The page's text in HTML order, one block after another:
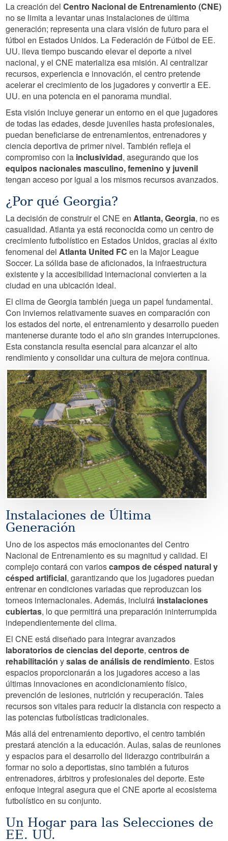
La creación delCentro Nacional de Entrenamiento (CNE)
no se limita a levantar unas instalaciones de última
generación; representa una clara visión de futuro para el
fútbol en Estados Unidos. La Federación de Fútbol de EE.
UU. lleva tiempo buscando elevar el deporte a nivel
nacional, y el CNE materializa esa misión. Al centralizar
recursos, experiencia e innovación, el centro pretende
acelerar el crecimiento de los jugadores y convertir a EE.
UU. en una potencia en el panorama mundial.
Esta visión incluye generar un entorno en el que jugadores
de todas las edades, desde juveniles hasta profesionales,
puedan beneficiarse de entrenamientos, entrenadores y
ciencia deportiva de primer nivel. También refleja el
compromiso con la inclusividad, asegurando que los
equipos nacionales masculino, femenino y juvenil
tengan acceso por igual a los mismos recursos avanzados.
¿Por qué Georgia?
La decisión de construir el CNE enAtlanta, Georgia, no es
casualidad. Atlanta ya está reconocida como un centro de
crecimiento futbolístico en Estados Unidos, gracias al éxito
fenomenal delAtlanta United FC en la Major League
Soccer. La sólida base de aficionados, la infraestructura
existente y la accesibilidad internacional convierten a la
ciudad en una ubicación ideal.
El clima de Georgia también juega un papel fundamental.
Con inviernos relativamente suaves en comparación con
los estados del norte, el entrenamiento y desarrollo pueden
mantenerse durante todo el año sin grandes interrupciones.
Esta constancia resulta esencial para alcanzar el alto
rendimiento y consolidar una cultura de mejora continua.
Image
Instalaciones de Última
Generación
Uno de los aspectos más emocionantes del Centro
Nacional de Entrenamiento es su magnitud y calidad. El
complejo contará con varioscampos de césped natural y
césped artificial, garantizando que los jugadores puedan
entrenar en condiciones variadas que reproduzcan los
torneos internacionales. Además, incluirá instalaciones
cubiertas, lo que permitirá una preparación ininterrumpida
independientemente del clima.
El CNE está diseñado para integrar avanzados
laboratorios de ciencias del deporte,centros de
rehabilitación ysalas de análisis de rendimiento. Estos
espacios proporcionarán a los jugadores acceso a las
últimas innovaciones en acondicionamiento físico,
prevención de lesiones, nutrición y recuperación. Tales
recursos son vitales para reducir la distancia con respecto a
las potencias futbolísticas tradicionales.
Más allá del entrenamiento deportivo, el centro también
prestará atención a la educación. Aulas, salas de reuniones
y espacios para el desarrollo del liderazgo contribuirán a
formar no solo a deportistas, sino también a futuros
entrenadores, árbitros y profesionales del deporte. Este
enfoque integral asegura que el CNE aporte al ecosistema
futbolístico en su conjunto.
Un Hogar para las Selecciones de
EE. UU.